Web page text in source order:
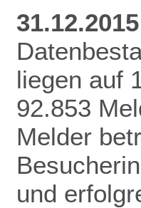
liegen auf
92.853
Melder
und